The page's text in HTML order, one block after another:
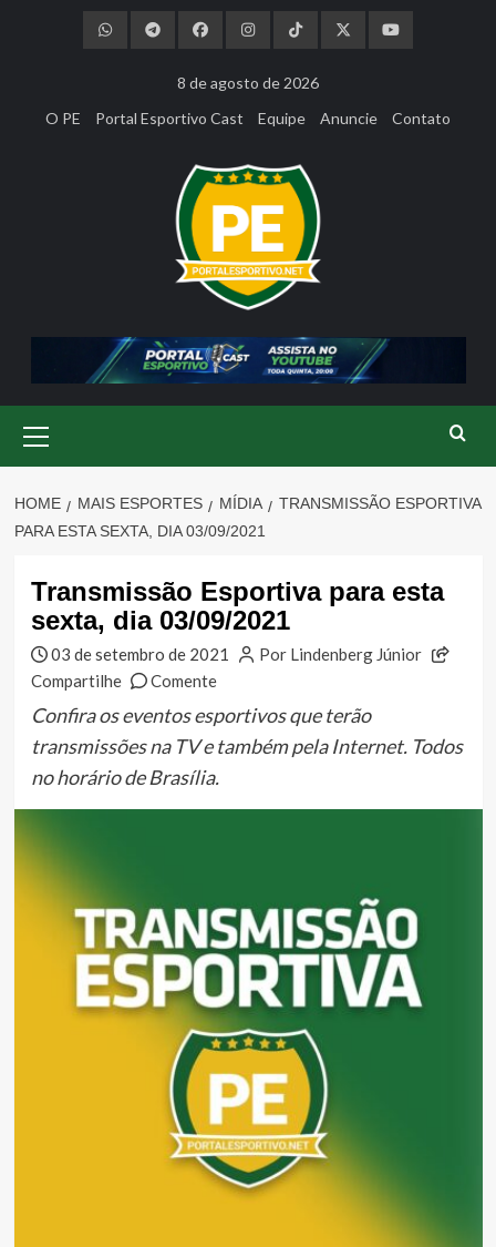
8 de agosto de 2026
O PE
Portal Esportivo Cast Equipe Anuncie Contato
Menu
HOME MAIS ESPORTES MÍDIA
TRANSMISSÃO ESPORTIVA
PARA ESTA SEXTA, DIA 03/09/2021
Transmissão Esportiva para esta
sexta, dia 03/09/2021
03 de setembro de 2021
Por Lindenberg Júnior
Compartilhe
Comente
Confira os eventos esportivos que terão
transmissões na TV e também pela Internet. Todos
no horário de Brasília.